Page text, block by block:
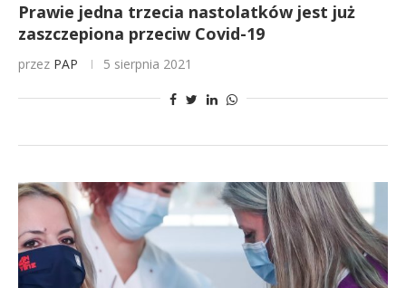
Prawie jedna trzecia nastolatków jest już
zaszczepiona przeciw Covid-19
przez PAP 5 sierpnia 2021